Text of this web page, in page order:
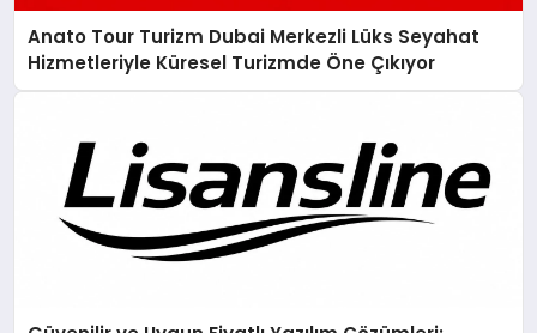
Anato Tour Turizm Dubai Merkezli Lüks Seyahat
Hizmetleriyle Küresel Turizmde Öne Çıkıyor